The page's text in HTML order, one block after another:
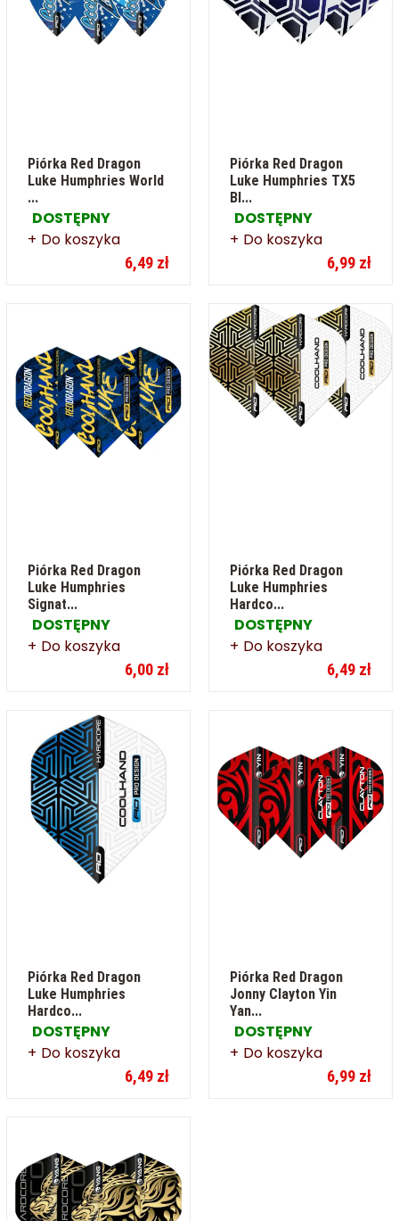
Piórka Red Dragon
Luke Humphries World
...
DOSTĘPNY
Do koszyka
6,49 zł
Piórka Red Dragon
Luke Humphries TX5
Bl...
DOSTĘPNY
Do koszyka
6,99 zł
Piórka Red Dragon
Luke Humphries
Signat...
DOSTĘPNY
Do koszyka
6,00 zł
Piórka Red Dragon
Luke Humphries
Hardco...
DOSTĘPNY
Do koszyka
6,49 zł
Piórka Red Dragon
Luke Humphries
Hardco...
DOSTĘPNY
Do koszyka
6,49 zł
Piórka Red Dragon
Jonny Clayton Yin
Yan...
DOSTĘPNY
Do koszyka
6,99 zł